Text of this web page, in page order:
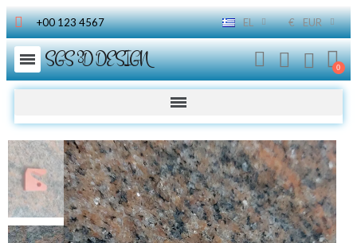
+00 123 4567 EL € EUR
SGS 3D DESIGN